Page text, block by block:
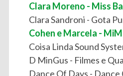
Clara Moreno - Miss
Clara Sandroni - Gota
Cohen e Marcela -
Coisa Linda Sound
D MinGus - Filmes e
Dance Of Days -